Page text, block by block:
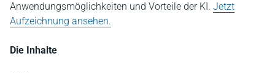
Anwendungsmöglichkeiten und Vorteile der KI. Jetzt
Aufzeichnung ansehen.
Die Inhalte